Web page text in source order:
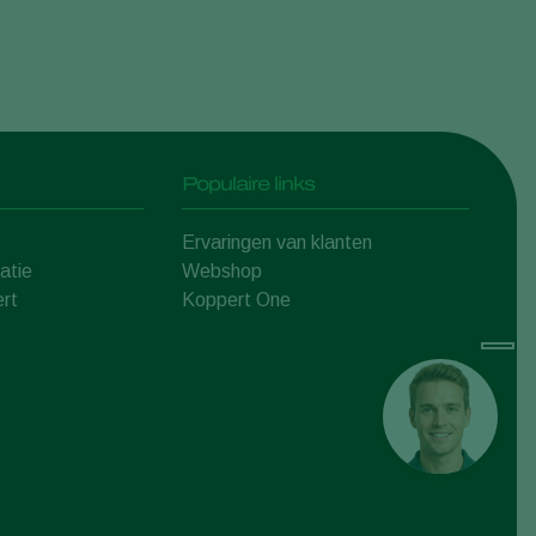
Populaire links
Ervaringen van klanten
Webshop
Koppert One